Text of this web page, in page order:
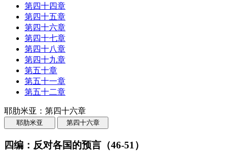
第四十四章
第四十五章
第四十六章
第四十七章
第四十八章
第四十九章
第五十章
第五十一章
第五十二章
耶肋米亚：第四十六章
耶肋米亚 第四十六章
四编：反对各国的预言（46-51）